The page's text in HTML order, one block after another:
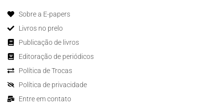
Sobre a E-papers
Livros no prelo
Publicação de livros
Editoração de periódicos
Política de Trocas
Política de privacidade
Entre em contato